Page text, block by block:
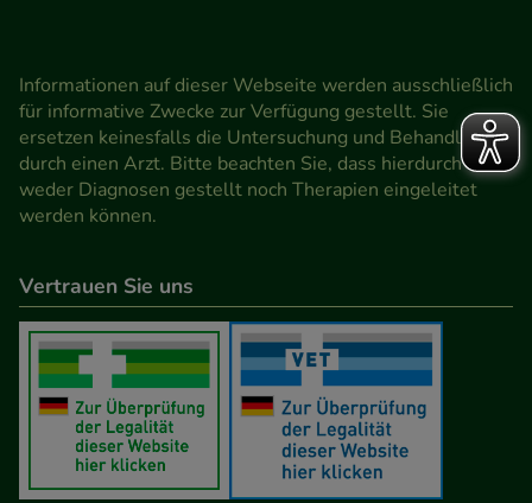
Informationen auf dieser Webseite werden ausschließlich
für informative Zwecke zur Verfügung gestellt. Sie
ersetzen keinesfalls die Untersuchung und Behandlung
durch einen Arzt. Bitte beachten Sie, dass hierdurch
weder Diagnosen gestellt noch Therapien eingeleitet
werden können.
Vertrauen Sie uns